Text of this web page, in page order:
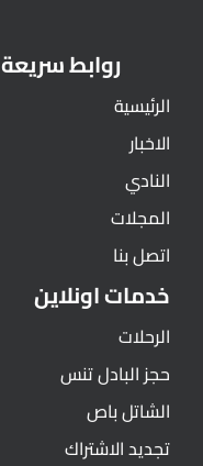
روابط سريعة
الرئيسية
الاخبار
النادي
المجلات
اتصل بنا
خدمات اونلاين
الرحلات
حجز البادل تنس
الشاتل باص
تجديد الاشتراك